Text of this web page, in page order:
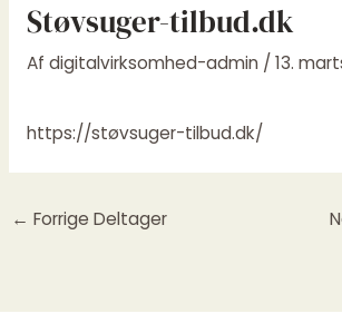
Støvsuger-tilbud.dk
Af digitalvirksomhed-admin / 13.
https://støvsuger-tilbud.dk/
← Forrige Deltager